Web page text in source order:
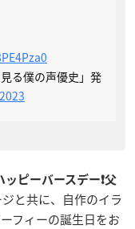
る僕の声優史」発
ッピーバースデー❗️父
と共に、自作のイラ
フィーの誕生日をお